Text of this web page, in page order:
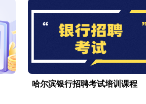
哈尔滨银行招聘考试培训课程